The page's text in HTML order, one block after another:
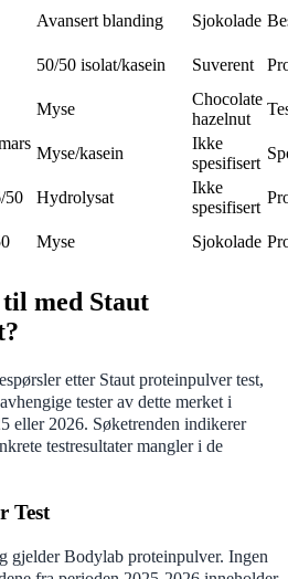
Avansert blanding Sjokolade
50/50 isolat/kasein Suverent
Myse
Chocolate
hazelnut
Myse/kasein
Ikke
spesifisert
50 Hydrolysat
Ikke
spesifisert
Myse Sjokolade
med Staut
etter Staut proteinpulver test,
tester av dette merket i
eller 2026. Søketrenden indikerer
testresultater mangler i de
Test
gjelder Bodylab proteinpulver. Ingen